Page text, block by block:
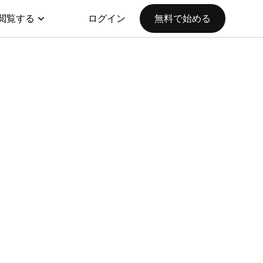
覧する ログイン 無料で始める